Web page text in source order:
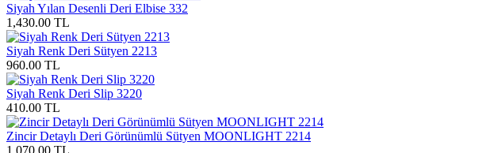
Siyah Yılan Desenli Deri Elbise 332
1,430.00 TL
Siyah Renk Deri Sütyen 2213
960.00 TL
Siyah Renk Deri Slip 3220
410.00 TL
Zincir Detaylı Deri Görünümlü Sütyen MOONLIGHT 2214
1,070.00 TL